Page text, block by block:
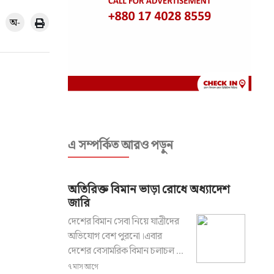
অ-
এ সম্পর্কিত আরও পড়ুন
অতিরিক্ত বিমান ভাড়া রোধে অধ্যাদেশ
জারি
দেশের বিমান সেবা নিয়ে যাত্রীদের
অভিযোগ বেশ পুরনো।এবার
দেশের বেসামরিক বিমান চলাচল ...
৭ মাস আগে